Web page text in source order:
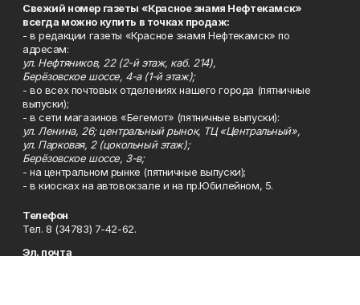
Свежий номер газеты «Красное знамя Нефтекамск»
всегда можно купить в точках продаж:
- в редакции газеты «Красное знамя Нефтекамск» по
адресам:
ул. Нефтяников, 22 (2-й этаж, каб. 214),
Берёзовское шоссе, 4-а (1-й этаж);
- во всех почтовых отделениях нашего города (пятничные
выпуски);
- в сети магазинов «Бегемот» (пятничные выпуски):
ул. Ленина, 26; центральный рынок, ТЦ «Центральный»,
ул. Парковая, 2 (цокольный этаж);
Берёзовское шоссе, 3-в;
- на центральном рынке (пятничные выпуски);
- в киосках на автовокзале и на пр.Юбилейном, 5.
Телефон
Тел. 8 (34783) 7-42-62.
Эл. почта